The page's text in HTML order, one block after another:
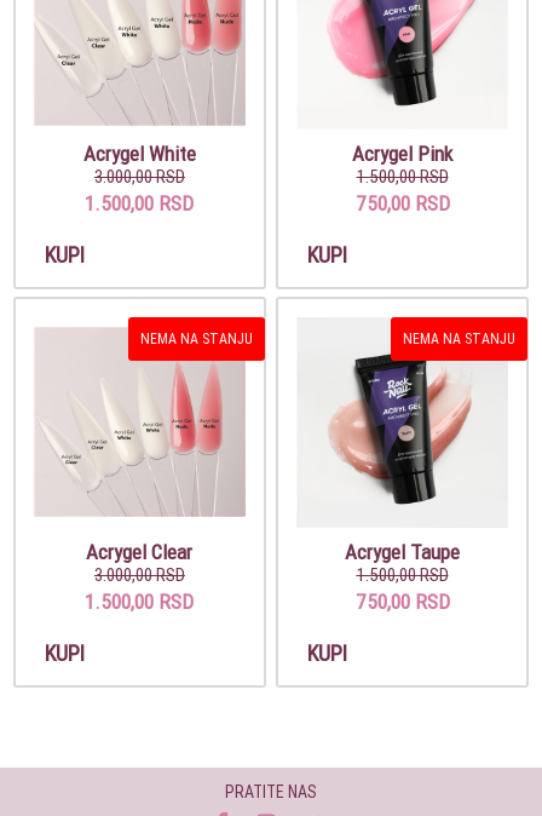
Acrygel White
3.000,00 RSD
1.500,00 RSD
KUPI
Acrygel Pink
1.500,00 RSD
750,00 RSD
KUPI
NEMA NA STANJU
Acrygel Clear
3.000,00 RSD
1.500,00 RSD
KUPI
NEMA NA STANJU
Acrygel Taupe
1.500,00 RSD
750,00 RSD
KUPI
PRATITE NAS